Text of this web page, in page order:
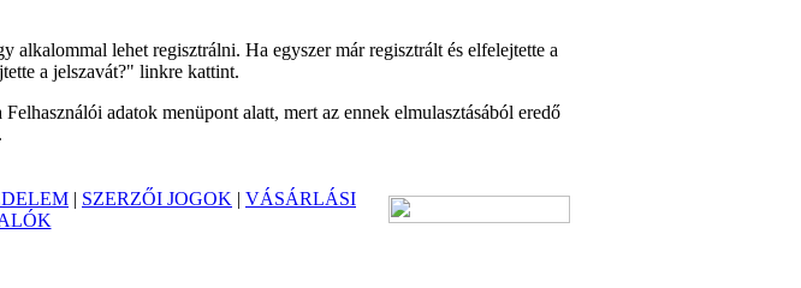
alkalommal lehet regisztrálni. Ha egyszer már regisztrált és elfelejtette a
a jelszavát?" linkre kattint.
adatok menüpont alatt, mert az ennek elmulasztásából eredő
| SZERZŐI JOGOK | VÁSÁRLÁSI